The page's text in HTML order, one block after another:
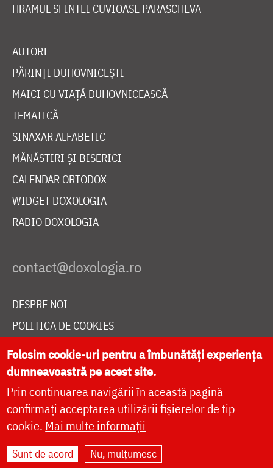
HRAMUL SFINTEI CUVIOASE PARASCHEVA
AUTORI
PĂRINȚI DUHOVNICEȘTI
MAICI CU VIAȚĂ DUHOVNICEASCĂ
TEMATICĂ
SINAXAR ALFABETIC
MĂNĂSTIRI ȘI BISERICI
CALENDAR ORTODOX
WIDGET DOXOLOGIA
RADIO DOXOLOGIA
DESPRE NOI
POLITICA DE COOKIES
DONEAZĂ ONLINE PENTRU CATEDRALA NAȚIONALĂ
LIVE
Site dezvoltat deDOXOLOGIA MEDIA
Folosim cookie-uri pentru a îmbunătăți experiența
dumneavoastră pe acest site.
Prin continuarea navigării în această pagină
confirmați acceptarea utilizării fișierelor de tip
cookie. Mai multe informații
Sunt de acord Nu, mulțumesc